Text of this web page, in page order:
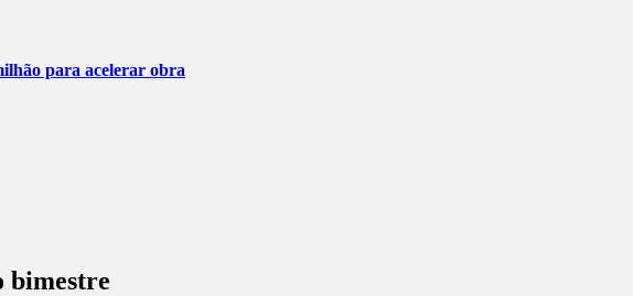
para acelerar obra
bimestre